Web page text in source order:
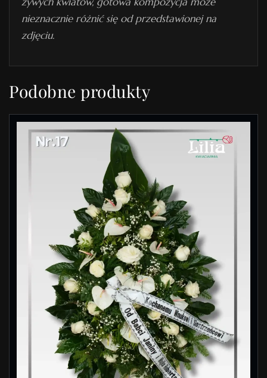
nieznacznie różnić się od przedstawionej na
zdjęciu.
Podobne produkty